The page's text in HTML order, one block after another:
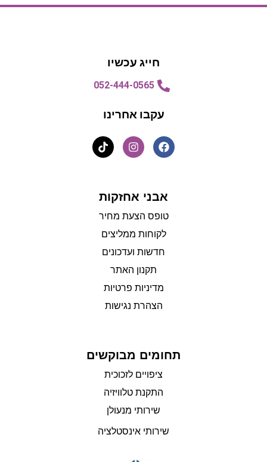
חייג עכשיו
052-444-0565
עקבו אחרינו
אבני אחזקות
טופס הצעת מחיר
לקוחות ממליצים
חדשות ועדכונים
תקנון האתר
מדיניות פרטיות
הצהרת נגישות
תחומים מבוקשים
ציפויים לזכוכית
התקנת טלוויזיה
שירותי מנעולן
שירותי אינסטלציה